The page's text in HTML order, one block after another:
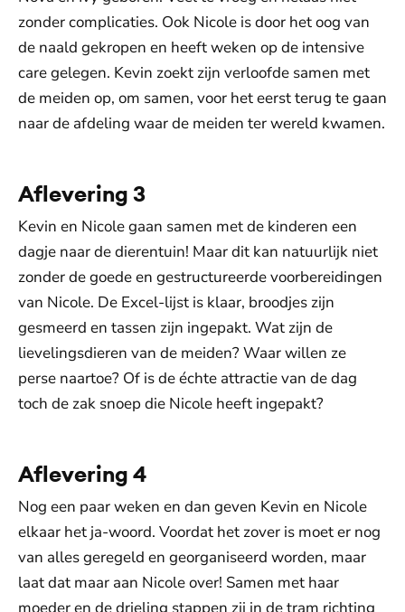
zonder complicaties. Ook Nicole is door het oog van
de naald gekropen en heeft weken op de intensive
care gelegen. Kevin zoekt zijn verloofde samen met
de meiden op, om samen, voor het eerst terug te gaan
naar de afdeling waar de meiden ter wereld kwamen.
Aflevering 3
Kevin en Nicole gaan samen met de kinderen een
dagje naar de dierentuin! Maar dit kan natuurlijk niet
zonder de goede en gestructureerde voorbereidingen
van Nicole. De Excel-lijst is klaar, broodjes zijn
gesmeerd en tassen zijn ingepakt. Wat zijn de
lievelingsdieren van de meiden? Waar willen ze
perse naartoe? Of is de échte attractie van de dag
toch de zak snoep die Nicole heeft ingepakt?
Aflevering 4
Nog een paar weken en dan geven Kevin en Nicole
elkaar het ja-woord. Voordat het zover is moet er nog
van alles geregeld en georganiseerd worden, maar
laat dat maar aan Nicole over! Samen met haar